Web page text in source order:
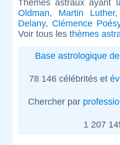
Thèmes astraux
Oldman, Martin Luther
Delany, Clémence
Voir tous les thèmes
Base astrologique
78 146 célébrités et
Chercher par
1 207